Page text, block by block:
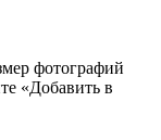
фотографий
«Добавить в